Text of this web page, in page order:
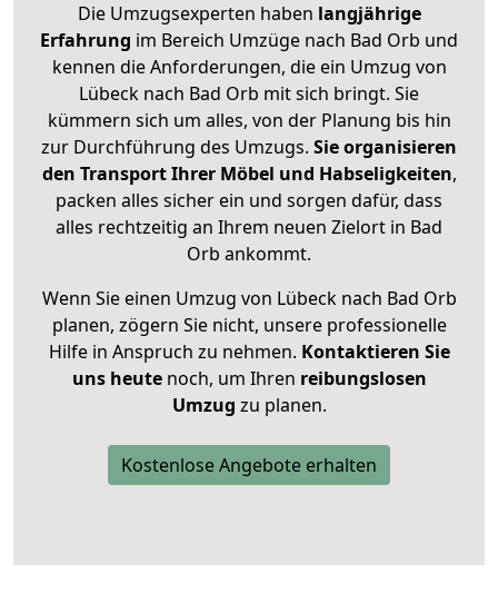
Die Umzugsexperten haben langjährige
Erfahrung im Bereich Umzüge nach Bad Orb und
kennen die Anforderungen, die ein Umzug von
Lübeck nach Bad Orb mit sich bringt. Sie
kümmern sich um alles, von der Planung bis hin
zur Durchführung des Umzugs. Sie organisieren
den Transport Ihrer Möbel und Habseligkeiten,
packen alles sicher ein und sorgen dafür, dass
alles rechtzeitig an Ihrem neuen Zielort in Bad
Orb ankommt.
Wenn Sie einen Umzug von Lübeck nach Bad Orb
planen, zögern Sie nicht, unsere professionelle
Hilfe in Anspruch zu nehmen. Kontaktieren Sie
uns heutenoch, um Ihren reibungslosen
Umzug zu planen.
Kostenlose Angebote erhalten